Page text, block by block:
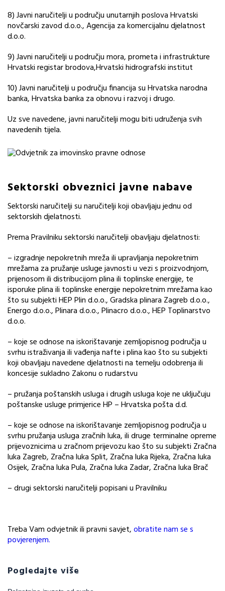
8) Javni naručitelji u području unutarnjih poslova Hrvatski
novčarski zavod d.o.o., Agencija za komercijalnu djelatnost
d.o.o.
9) Javni naručitelji u području mora, prometa i infrastrukture
Hrvatski registar brodova,Hrvatski hidrografski institut
10) Javni naručitelji u području financija su Hrvatska narodna
banka, Hrvatska banka za obnovu i razvoj i drugo.
Uz sve navedene, javni naručitelji mogu biti udruženja svih
navedenih tijela.
Sektorski obveznici javne nabave
Sektorski naručitelji su naručitelji koji obavljaju jednu od
sektorskih djelatnosti.
Prema Pravilniku sektorski naručitelji obavljaju djelatnosti:
– izgradnje nepokretnih mreža ili upravljanja nepokretnim
mrežama za pružanje usluge javnosti u vezi s proizvodnjom,
prijenosom ili distribucijom plina ili toplinske energije, te
isporuke plina ili toplinske energije nepokretnim mrežama kao
što su subjekti HEP Plin d.o.o., Gradska plinara Zagreb d.o.o.,
Energo d.o.o., Plinara d.o.o., Plinacro d.o.o., HEP Toplinarstvo
d.o.o.
– koje se odnose na iskorištavanje zemljopisnog područja u
svrhu istraživanja ili vađenja nafte i plina kao što su subjekti
koji obavljaju navedene djelatnosti na temelju odobrenja ili
koncesije sukladno Zakonu o rudarstvu
– pružanja poštanskih usluga i drugih usluga koje ne uključuju
poštanske usluge primjerice HP – Hrvatska pošta d.d.
– koje se odnose na iskorištavanje zemljopisnog područja u
svrhu pružanja usluga zračnih luka, ili druge terminalne opreme
prijevoznicima u zračnom prijevozu kao što su subjekti Zračna
luka Zagreb, Zračna luka Split, Zračna luka Rijeka, Zračna luka
Osijek, Zračna luka Pula, Zračna luka Zadar, Zračna luka Brač
– drugi sektorski naručitelji popisani u Pravilniku
Treba Vam odvjetnik ili pravni savjet,obratite nam se s
povjerenjem.
Pogledajte više